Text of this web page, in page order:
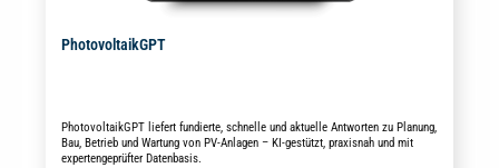
PhotovoltaikGPT
PhotovoltaikGPT liefert fundierte, schnelle und aktuelle Antworten zu Planung,
Bau, Betrieb und Wartung von PV-Anlagen – KI-gestützt, praxisnah und mit
expertengeprüfter Datenbasis.